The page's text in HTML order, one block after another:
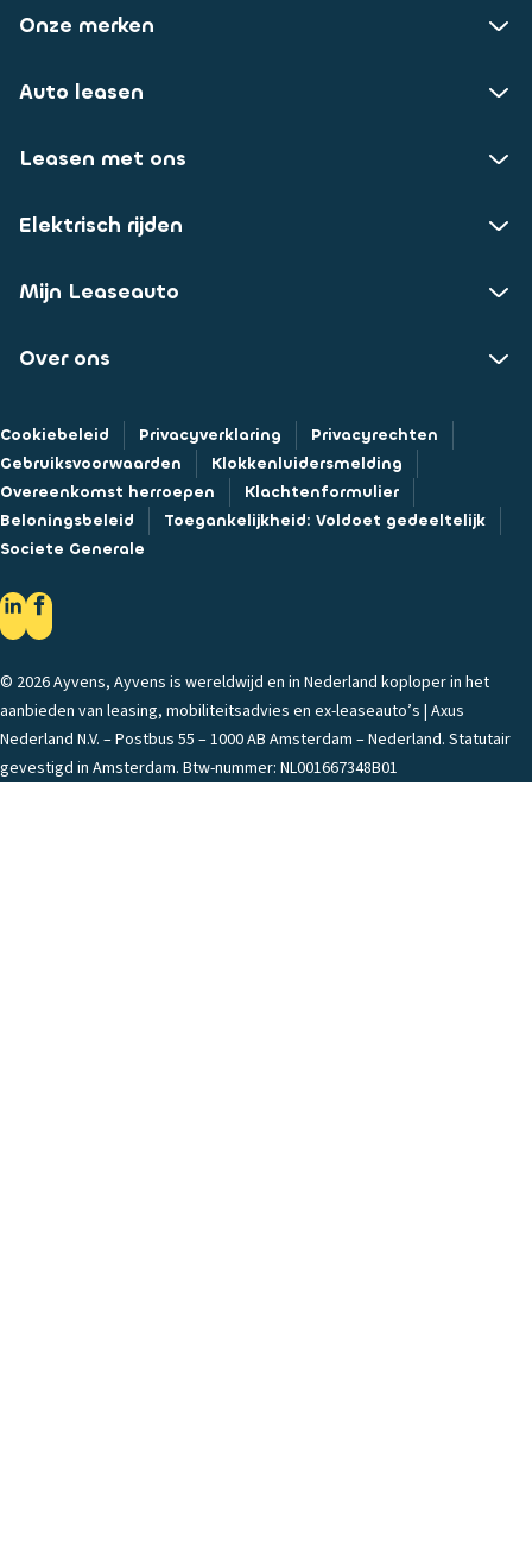
Onze merken
Auto leasen
Leasen met ons
Elektrisch rijden
Mijn Leaseauto
Over ons
Cookiebeleid Privacyverklaring
Privacyrechten
Gebruiksvoorwaarden
Klokkenluidersmelding
Overeenkomst herroepen
Klachtenformulier
Beloningsbeleid
Toegankelijkheid: Voldoet gedeeltelijk
Societe Generale
© 2026 Ayvens, Ayvens is wereldwijd en in Nederland koploper in het
aanbieden van leasing, mobiliteitsadvies en ex-leaseauto’s | Axus
Nederland N.V. – Postbus 55 – 1000 AB Amsterdam – Nederland. Statutair
gevestigd in Amsterdam. Btw-nummer: NL001667348B01